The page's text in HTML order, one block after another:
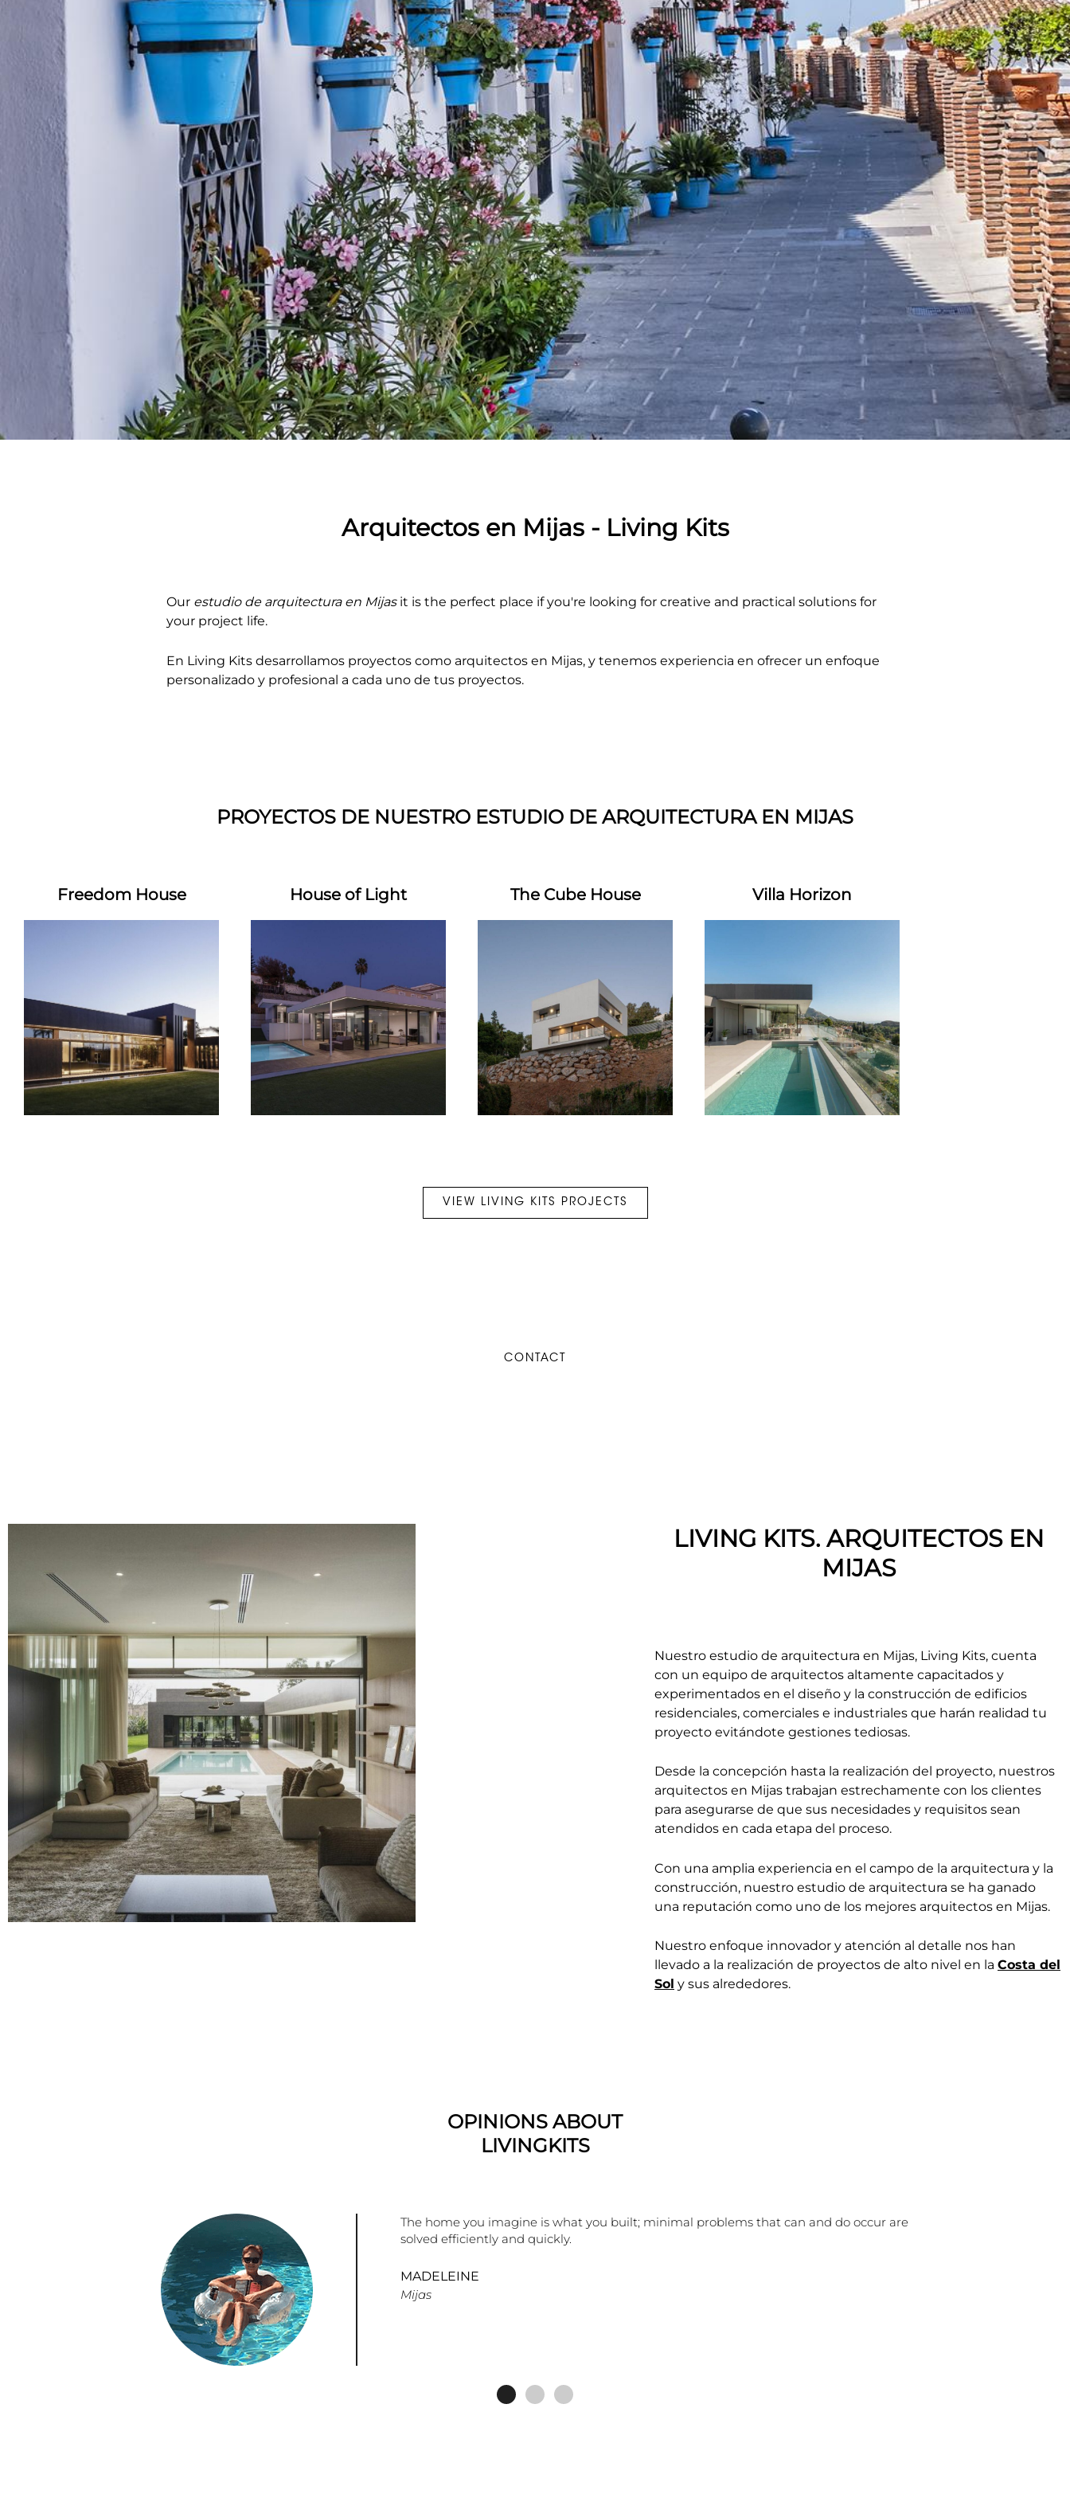
Arquitectos en Mijas - Living Kits
Our estudio de arquitectura en Mijas it is the perfect place if you're looking for creative and practical solutions for
your project life.
En Living Kits desarrollamos proyectos como arquitectos en Mijas, y tenemos experiencia en ofrecer un enfoque
personalizado y profesional a cada uno de tus proyectos.
PROYECTOS DE NUESTRO ESTUDIO DE ARQUITECTURA EN MIJAS
Freedom House House of Light The Cube House Villa Horizon
VIEW LIVING KITS PROJECTS
CONTACT
LIVING KITS. ARQUITECTOS EN
MIJAS
Nuestro estudio de arquitectura en Mijas, Living Kits, cuenta
con un equipo de arquitectos altamente capacitados y
experimentados en el diseño y la construcción de edificios
residenciales, comerciales e industriales que harán realidad tu
proyecto evitándote gestiones tediosas.
Desde la concepción hasta la realización del proyecto, nuestros
arquitectos en Mijas trabajan estrechamente con los clientes
para asegurarse de que sus necesidades y requisitos sean
atendidos en cada etapa del proceso.
Con una amplia experiencia en el campo de la arquitectura y la
construcción, nuestro estudio de arquitectura se ha ganado
una reputación como uno de los mejores arquitectos en Mijas.
Nuestro enfoque innovador y atención al detalle nos han
llevado a la realización de proyectos de alto nivel en la Costa del
Sol y sus alrededores.
OPINIONS ABOUT
LIVINGKITS
The home you imagine is what you built; minimal problems that can and do occur are
solved efficiently and quickly.
MADELEINE
Mijas